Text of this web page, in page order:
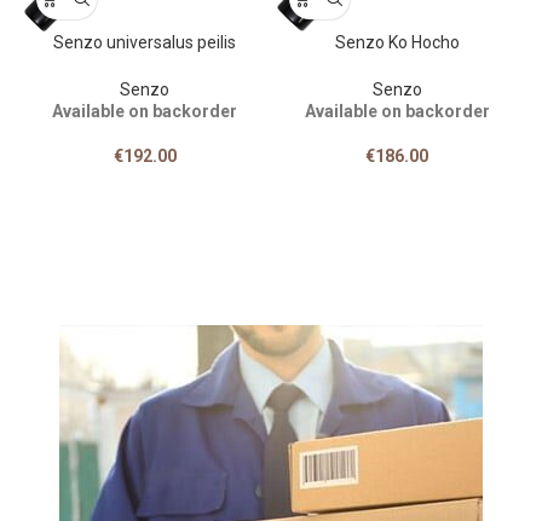
Senzo universalus peilis
Senzo
Available on backorder
€192.00
Senzo Ko Hocho
Senzo
Available on backorder
€186.00